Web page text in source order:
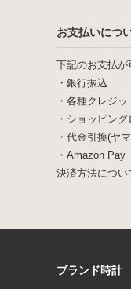
お支払いにつ
下記のお支払が
・銀行振込
・各種クレジ
・ショッピン
・代金引換(ヤ
・Amazon Pay
決済方法につい
ブランド時計